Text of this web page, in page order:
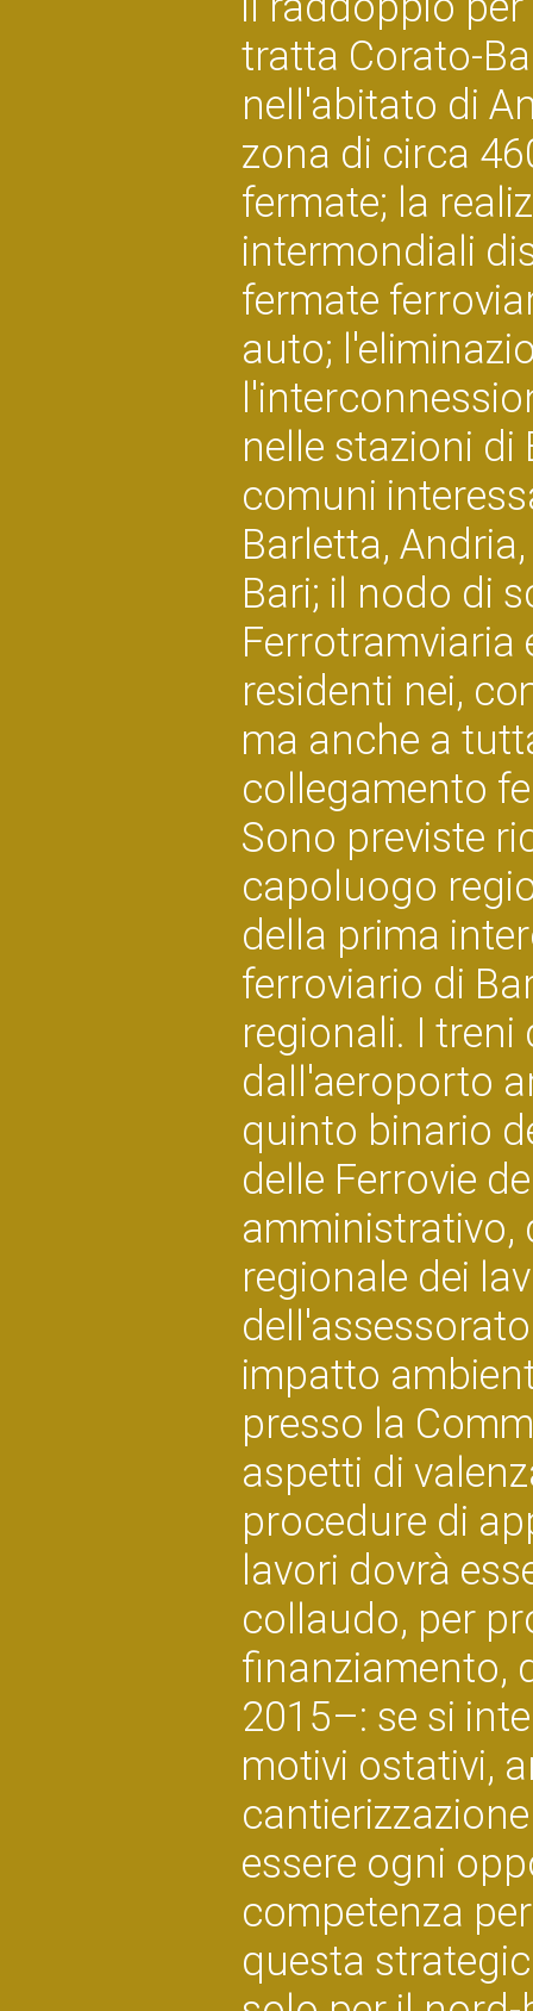
tratta Corato-
nell'abitato di
zona di circa
fermate; la
intermondiali
fermate
auto;
nelle stazioni di
comuni
Barletta,
Bari; il nodo di
Ferrotramviaria
residenti nei,
ma anche a
collegamento
Sono previste
capoluogo
della prima
ferroviario di
regionali. I
dall'aeroporto
quinto binario
delle Ferrovie
amministrativo,
regionale dei
impatto
presso la
aspetti di
procedure di
lavori dovrà
collaudo, per
finanziamento,
2015–: se si
motivi ostativi,
essere ogni
competenza
questa